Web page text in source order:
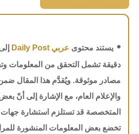
• يستند محتوى عربي Daily Post
دقيقة تشمل التحقق من المعلومات
مصادر موثوقة. ويُقدَّم هذا المقال
والإعلام العام، مع الإشارة إلى أنّ
المتخصصة قد تستلزم استشارة
تخضع بعض المعلومات المنشورة